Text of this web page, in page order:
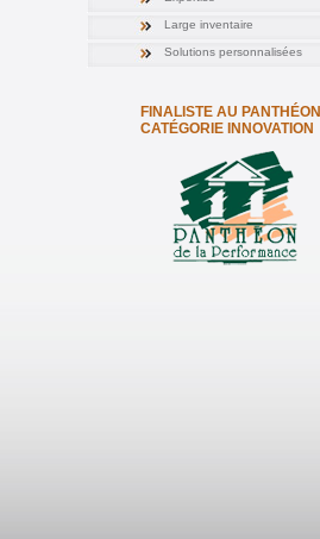
Large inventaire
Solutions personnalisées
FINALISTE AU PANTHÉON
CATÉGORIE INNOVATION